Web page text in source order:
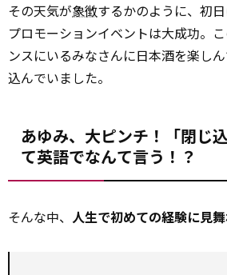
その天気が象徴するかのように、初
プロモーションイベントは大成功。
ンスにいるみなさんに日本酒を楽し
込んでいました。
あゆみ、大ピンチ！「閉じ
て英語でなんて言う！？
そんな中、 人生で初めての経験に見舞